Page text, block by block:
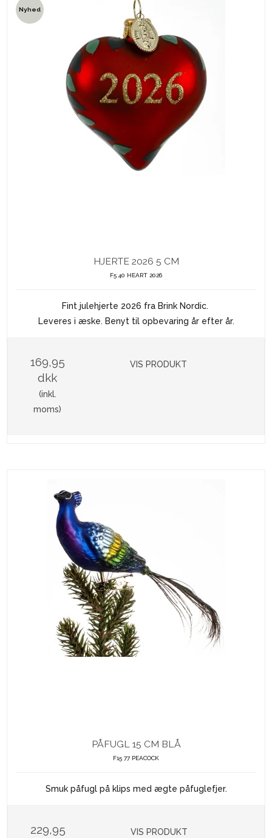
Nyhed
HJERTE 2026 5 CM
F5 40 HEART 2026
Fint julehjerte 2026 fra Brink Nordic.
Leveres i æske. Benyt til opbevaring år efter år.
169,95
dkk
(inkl.
moms)
VIS PRODUKT
PÅFUGL 15 CM BLÅ
F15 77 PEACOCK
Smuk påfugl på klips med ægte påfuglefjer.
229,95
VIS PRODUKT